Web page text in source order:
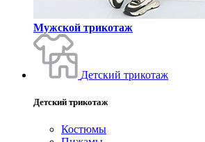
Мужской трикотаж
Детский трикотаж
Детский трикотаж
Костюмы